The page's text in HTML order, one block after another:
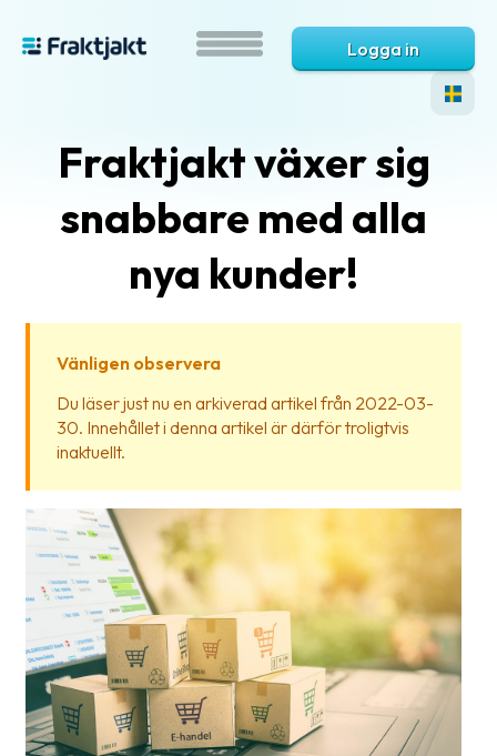
är
Hjälp?
frågor
&
svar
Ordlista
Paketering
Frakthandlingar
Skrivarinställningar
Logga in
Fraktjakt växer sig
snabbare med alla
nya kunder!
Vänligen observera
Du läser just nu en arkiverad artikel från 2022-03-
30. Innehållet i denna artikel är därför troligtvis
inaktuellt.